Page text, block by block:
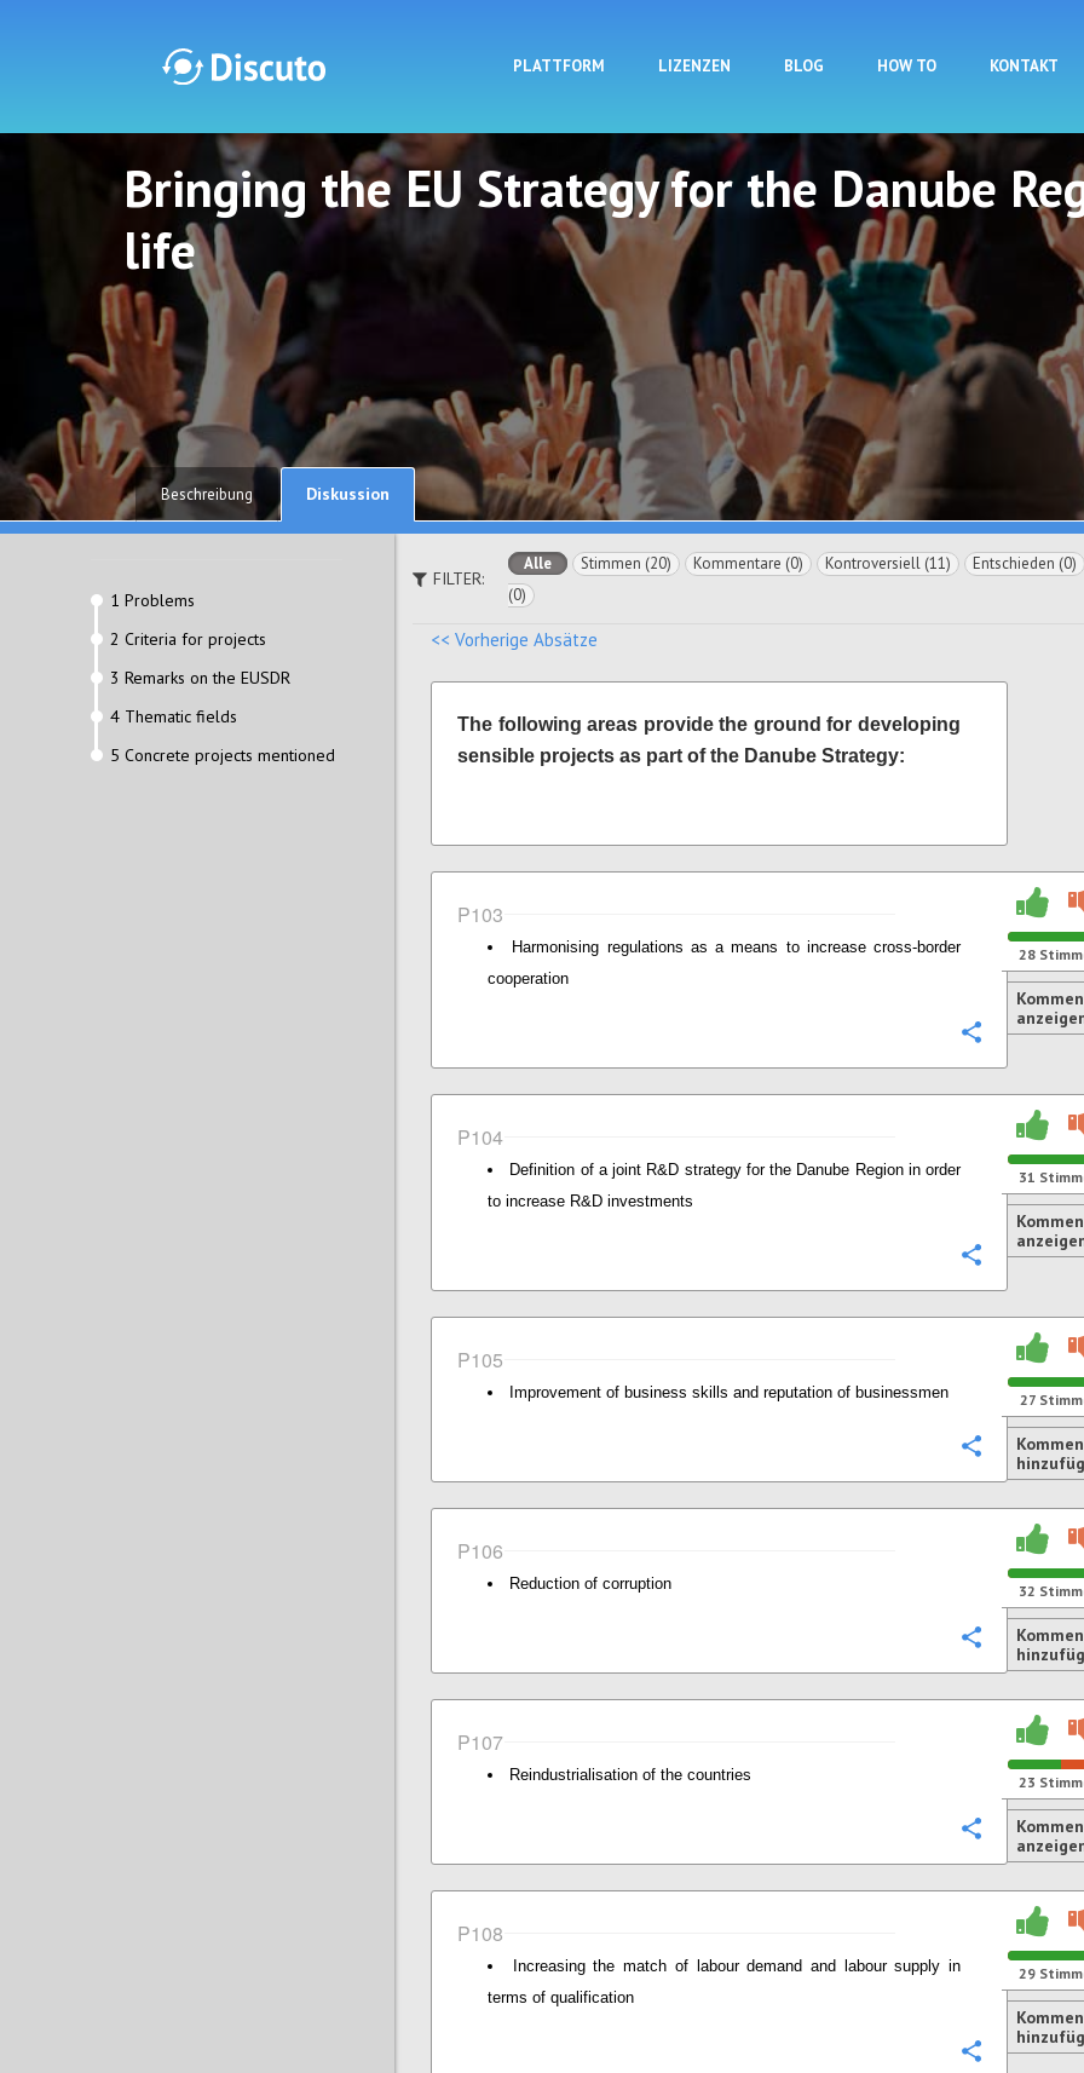
PLATTFORM LIZENZEN BLOG HOW TO KONTAKT
Discuto
Bringing the EU Strategy for the Danube
life
Beschreibung
Diskussion
1 Problems
2 Criteria for projects
3 Remarks on the EUSDR
4 Thematic fields
5 Concrete projects mentioned
FILTER:
Alle Stimmen (20) Kommentare (0) Kontroversiell (11) Entschieden (0)
(0)
<< Vorherige Absätze
The following areas provide the ground for developing
sensible projects as part of the Danube Strategy:
P103
Harmonising regulations as a means to increase cross-border
cooperation
28
P104
Definition of a joint R&D strategy for the Danube Region in order
to increase R&D investments
31
P105
Improvement of business skills and reputation of businessmen 27
P106
Reduction of corruption 32
P107
Reindustrialisation of the countries 23
P108
Increasing the match of labour demand and labour supply in
terms of qualification
29